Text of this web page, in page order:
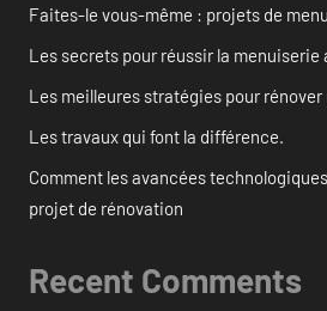
Faites-le vous-même : projets de
Les secrets pour réussir la menuiserie
Les meilleures stratégies pour
Les travaux qui font la différence.
Comment les avancées
projet de rénovation
Recent Comments